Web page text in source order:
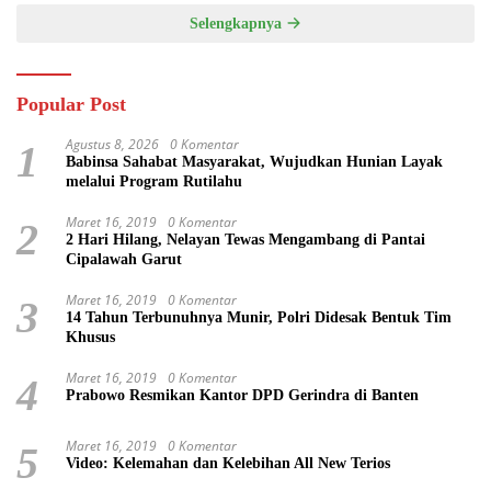
Selengkapnya
Popular Post
1 Agustus 8, 2026 0 Komentar
Babinsa Sahabat Masyarakat, Wujudkan Hunian Layak
melalui Program Rutilahu
2 Maret 16, 2019 0 Komentar
2 Hari Hilang, Nelayan Tewas Mengambang di Pantai
Cipalawah Garut
3 Maret 16, 2019 0 Komentar
14 Tahun Terbunuhnya Munir, Polri Didesak Bentuk Tim
Khusus
4 Maret 16, 2019 0 Komentar
Prabowo Resmikan Kantor DPD Gerindra di Banten
5 Maret 16, 2019 0 Komentar
Video: Kelemahan dan Kelebihan All New Terios